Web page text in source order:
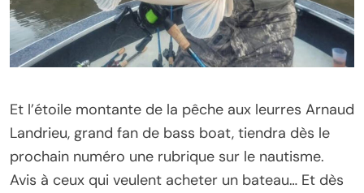
Et l’étoile montante de la pêche aux leurres Arnaud
Landrieu, grand fan de bass boat, tiendra dès le
prochain numéro une rubrique sur le nautisme.
Avis à ceux qui veulent acheter un bateau… Et dès